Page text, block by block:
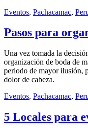
Eventos, Pachacamac,
Pasos para
Una vez tomada la
organización de boda de
periodo de mayor ilusión,
dolor de cabeza.
Eventos, Pachacamac,
5 Locales para